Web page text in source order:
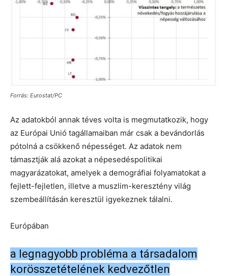
Forrás: Eurostat/PC
Az adatokból annak téves volta is megmutatkozik, hogy
az Európai Unió tagállamaiban már csak a bevándorlás
pótolná a csökkenő népességet. Az adatok nem
támasztják alá azokat a népesedéspolitikai
magyarázatokat, amelyek a demográfiai folyamatokat a
fejlett-fejletlen, illetve a muszlim-keresztény világ
szembeállításán keresztül igyekeznek tálalni.
Európában
a legnagyobb probléma a társadalom
korösszetételének kedvezőtlen